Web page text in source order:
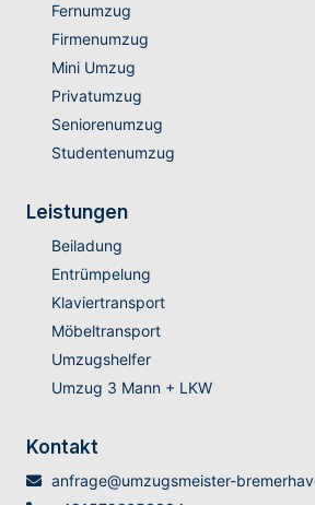
Fernumzug
Firmenumzug
Mini Umzug
Privatumzug
Seniorenumzug
Studentenumzug
Leistungen
Beiladung
Entrümpelung
Klaviertransport
Möbeltransport
Umzugshelfer
Umzug 3 Mann + LKW
Kontakt
anfrage@umzugsmeister-